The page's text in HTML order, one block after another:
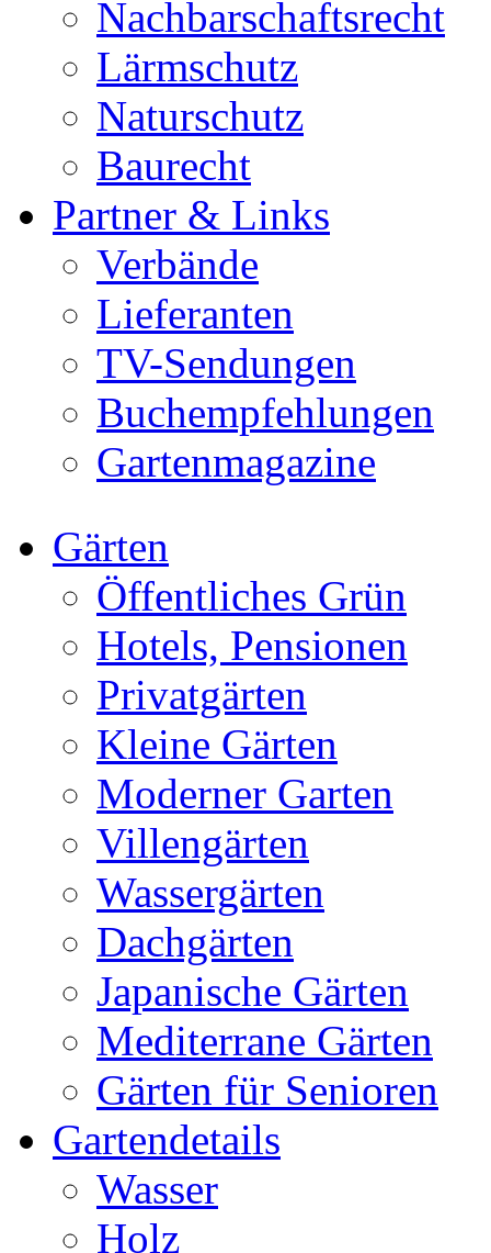
Nachbarschaftsrecht
Lärmschutz
Naturschutz
Baurecht
Partner & Links
Verbände
Lieferanten
TV-Sendungen
Buchempfehlungen
Gartenmagazine
Gärten
Öffentliches Grün
Hotels, Pensionen
Privatgärten
Kleine Gärten
Moderner Garten
Villengärten
Wassergärten
Dachgärten
Japanische Gärten
Mediterrane Gärten
Gärten für Senioren
Gartendetails
Wasser
Holz